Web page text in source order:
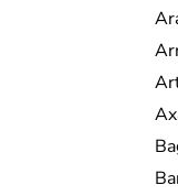
la
la révolte